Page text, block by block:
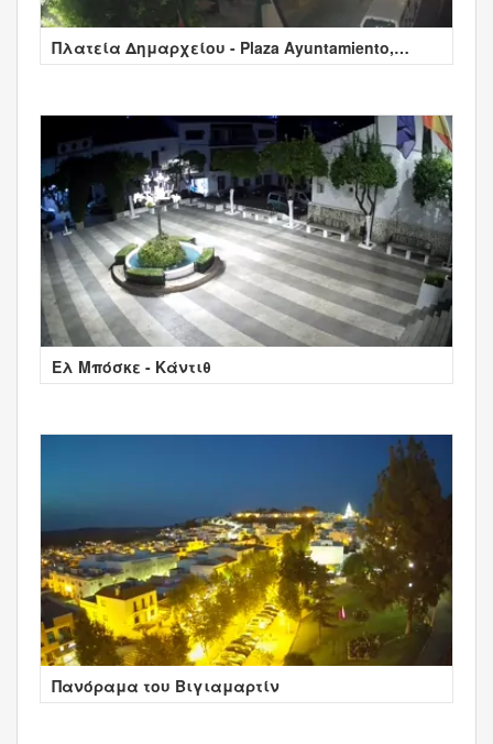
Πλατεία Δημαρχείου - Plaza Ayuntamiento,
Ισπανία
Ελ Μπόσκε - Κάντιθ
Πανόραμα του Βιγιαμαρτίν